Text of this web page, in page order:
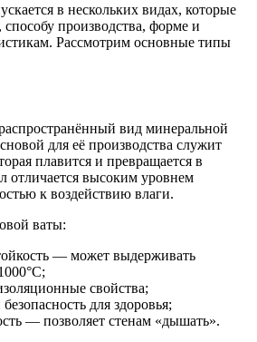
в нескольких видах, которые
способу производства, форме и
Рассмотрим основные типы
вид минеральной
для её производства служит
плавится и превращается в
отличается высоким уровнем
к воздействию влаги.
ваты:
— может выдерживать
свойства;
для здоровья;
— позволяет стенам «дышать».